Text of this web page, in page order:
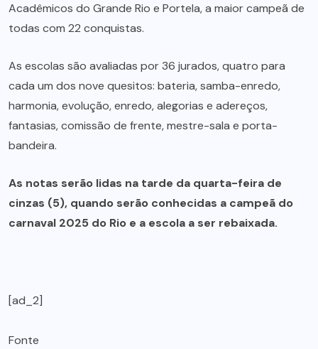
Acadêmicos do Grande Rio e Portela, a maior campeã de
todas com 22 conquistas.
As escolas são avaliadas por 36 jurados, quatro para
cada um dos nove quesitos: bateria, samba-enredo,
harmonia, evolução, enredo, alegorias e adereços,
fantasias, comissão de frente, mestre-sala e porta-
bandeira.
As notas serão lidas na tarde da quarta-feira de
cinzas (5), quando serão conhecidas a campeã do
carnaval 2025 do Rio e a escola a ser rebaixada.
[ad_2]
Fonte